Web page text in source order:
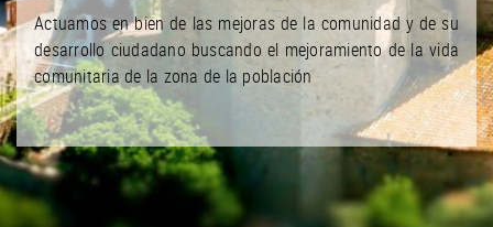
Actuamos en bien de las mejoras de la comunidad y de su
desarrollo ciudadano buscando el mejoramiento de la vida
comunitaria de la zona de la población